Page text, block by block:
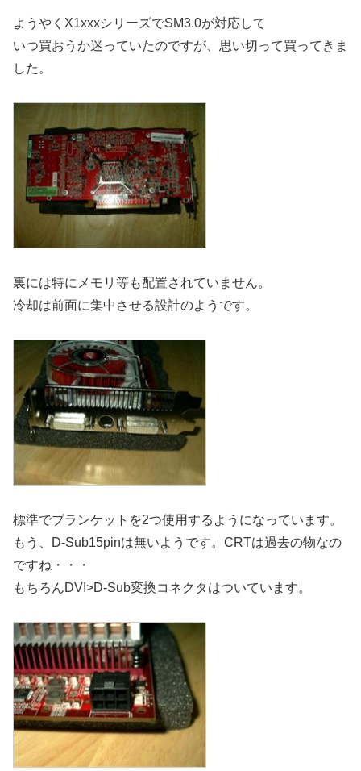
ようやくX1xxxシリーズでSM3.0が対応して
いつ買おうか迷っていたのですが、思い切って買ってきま
した。
裏には特にメモリ等も配置されていません。
冷却は前面に集中させる設計のようです。
標準でブランケットを2つ使用するようになっています。
もう、D-Sub15pinは無いようです。CRTは過去の物なの
ですね・・・
もちろんDVI>D-Sub変換コネクタはついています。